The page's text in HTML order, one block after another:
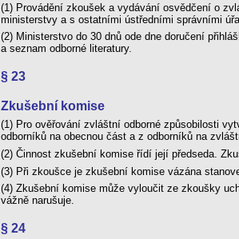
(1) Provádění zkoušek a vydávání osvědčení o
ministerstvy a s ostatními ústředními správními
(2) Ministerstvo do 30 dnů ode dne doručení
a seznam odborné literatury.
§ 23
Zkušební komise
(1) Pro ověřování zvláštní odborné způsobilosti
odborníků na obecnou část a z odborníků na
(2) Činnost zkušební komise řídí její předseda.
(3) Při zkoušce je zkušební komise vázána
(4) Zkušební komise může vyloučit ze zkoušky
vážně narušuje.
§ 24